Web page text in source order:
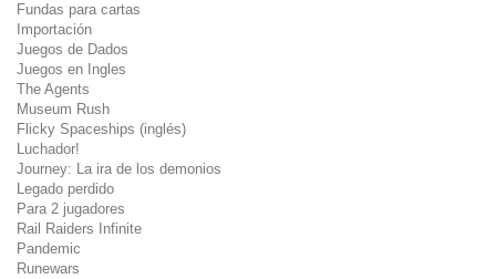
Fundas para cartas
Importación
Juegos de Dados
Juegos en Ingles
The Agents
Museum Rush
Flicky Spaceships (inglés)
Luchador!
Journey: La ira de los demonios
Legado perdido
Para 2 jugadores
Rail Raiders Infinite
Pandemic
Runewars